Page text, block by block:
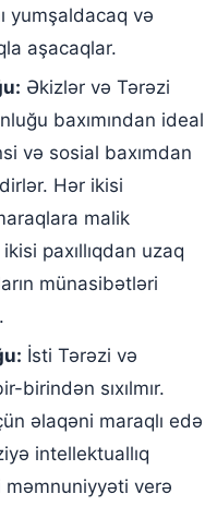
yumşaldacaq və
aşacaqlar.
Əkizlər və Tərəzi
baxımından ideal
və sosial baxımdan
Hər ikisi
malik
paxıllıqdan uzaq
münasibətləri
İsti Tərəzi və
birindən sıxılmır.
əlaqəni maraqlı edə
intellektuallıq
məmnuniyyəti verə